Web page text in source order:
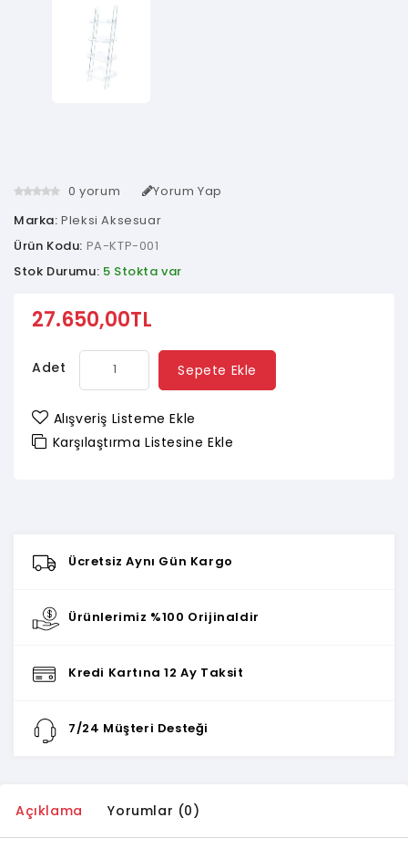
0 yorum
Yorum Yap
Marka:Pleksi Aksesuar
Ürün Kodu: PA-KTP-001
Stok Durumu: 5 Stokta var
27.650,00TL
Adet Sepete Ekle
Alışveriş Listeme Ekle
Karşılaştırma Listesine Ekle
Ücretsiz Aynı Gün Kargo
Ürünlerimiz %100 Orijinaldir
Kredi Kartına 12 Ay Taksit
7/24 Müşteri Desteği
Açıklama Yorumlar (0)